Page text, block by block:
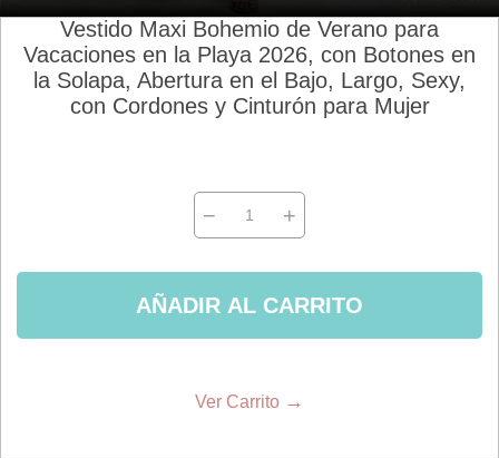
Vestido Maxi Bohemio de Verano para
Vacaciones en la Playa 2026, con Botones en
la Solapa, Abertura en el Bajo, Largo, Sexy,
con Cordones y Cinturón para Mujer
− +
AÑADIR AL CARRITO
Ver Carrito →